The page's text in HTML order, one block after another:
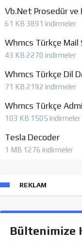
Vb.Net Prosedür ve
61 KB 3891 indirmeler
Whmcs Türkçe Mail
43 KB 2270 indirmeler
Whmcs Türkçe Dil
71 KB 2192 indirmeler
Whmcs Türkçe
103 KB 1505 indirmeler
Tesla Decoder
1 MB 1276 indirmeler
REKLAM
Bültenimize